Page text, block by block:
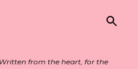
from the heart, for the